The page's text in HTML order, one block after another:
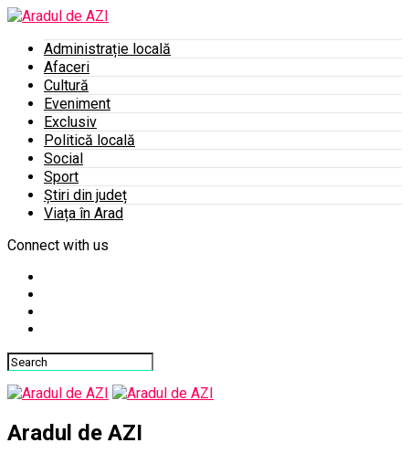
Administrație locală
Afaceri
Cultură
Eveniment
Exclusiv
Politică locală
Social
Sport
Știri din județ
Viața în Arad
Connect with us
Aradul de AZI